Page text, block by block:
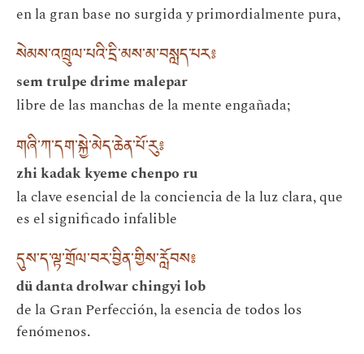
en la gran base no surgida y primordialmente pura,
སེམས་འཁྲུལ་པའི་དྲི་མས་མ་བསླད་པར༔
sem trulpe drime malepar
libre de las manchas de la mente engañada;
གཞི་ཀ་དག་སྐྱེ་མེད་ཆེན་པོ་རུ༔
zhi kadak kyeme chenpo ru
la clave esencial de la conciencia de la luz clara, que
es el significado infalible
དུས་ད་ལྟ་གྲོལ་བར་བྱིན་གྱིས་རློབས༔
dü danta drolwar chingyi lob
de la Gran Perfección, la esencia de todos los
fenómenos.